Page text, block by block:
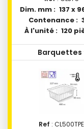
Dim. mm : 137 x
Contenance :
À l'unité : 120
Ref : CL500TPE